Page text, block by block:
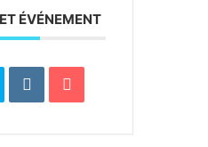
ÉVÉNEMENT